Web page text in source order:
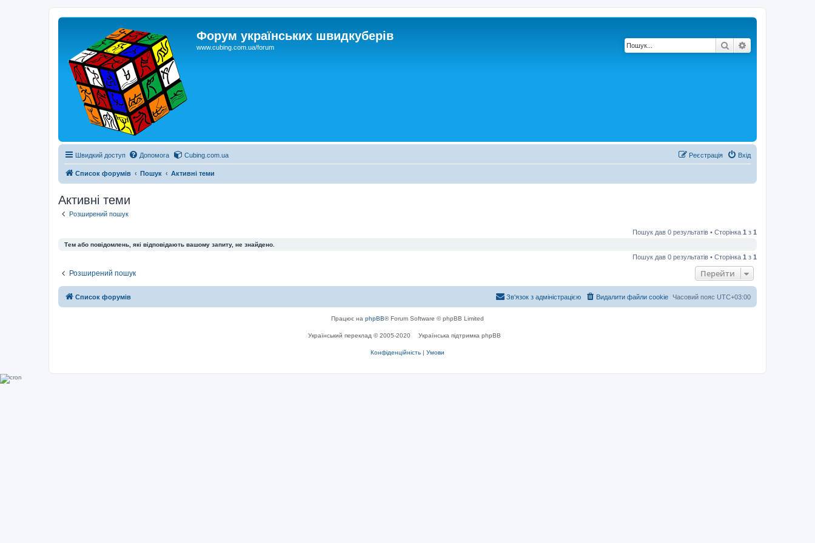
Форум українських швидкуберів
www.cubing.com.ua/forum Пошук
Швидкий доступ Допомога Cubing.com.ua Вхід
Реєстрація
Список форумів Пошук Активні теми
Активні теми
Розширений пошук
Пошук дав 0 результатів • Сторінка 1 з 1
Тем або повідомлень, які відповідають вашому запиту, не знайдено.
Пошук дав 0 результатів • Сторінка 1 з 1
Розширений пошук Перейти
Список форумів Часовий пояс UTC+03:00
Видалити файли cookie
Зв'язок з адміністрацією
Працює на phpBB® Forum Software © phpBB Limited
Український переклад © 2005-2020 Українська підтримка phpBB
Конфіденційність | Умови